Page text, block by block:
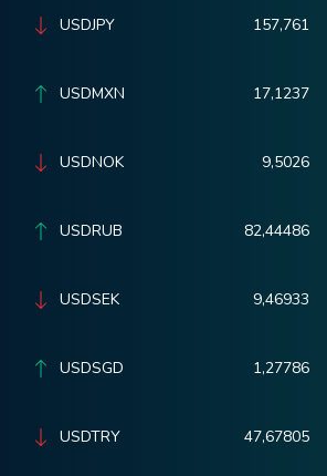
USDJPY 157,761
USDMXN 17,1237
USDNOK 9,5026
USDRUB 82,44486
USDSEK 9,46933
USDSGD 1,27786
USDTRY 47,67805